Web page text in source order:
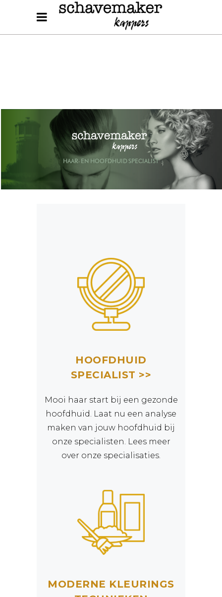
HAAR- EN HOOFDHUID SPECIALIST
HOOFDHUID
SPECIALIST >>
Mooi haar start bij een gezonde
hoofdhuid. Laat nu een analyse
maken van jouw hoofdhuid bij
onze specialisten. Lees meer
over onze specialisaties.
MODERNE KLEURINGS